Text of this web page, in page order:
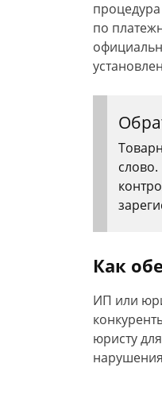
по
Как
ИП или
юристу